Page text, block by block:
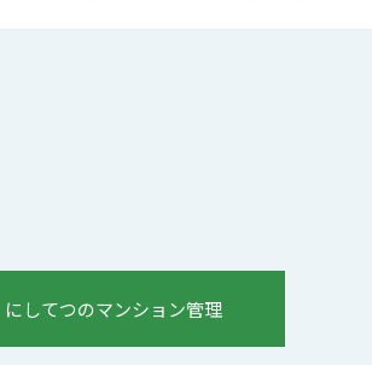
にしてつのマンション管理